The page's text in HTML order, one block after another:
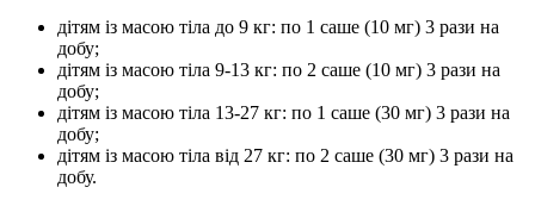
дітям із масою тіла до 9 кг: по 1 саше (10 мг) 3 рази на
добу;
дітям із масою тіла 9-13 кг: по 2 саше (10 мг) 3 рази на
добу;
дітям із масою тіла 13-27 кг: по 1 саше (30 мг) 3 рази на
добу;
дітям із масою тіла від 27 кг: по 2 саше (30 мг) 3 рази на
добу.